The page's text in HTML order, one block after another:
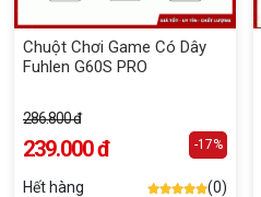
Chuột Chơi Game Có Dây
Fuhlen G60S PRO
286.800 đ
239.000 đ -17%
Hết hàng (0)